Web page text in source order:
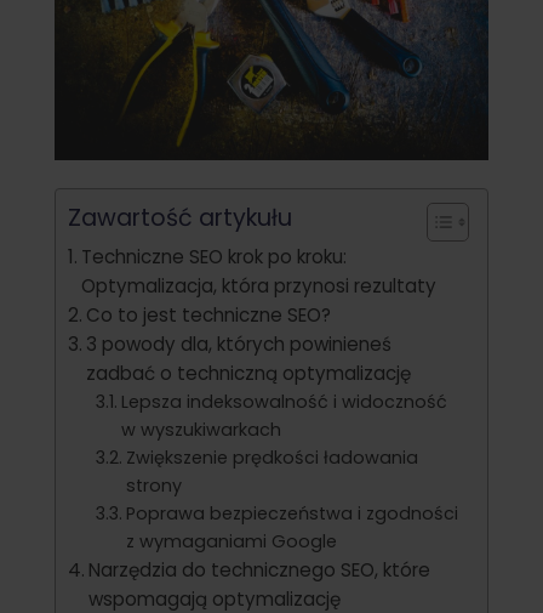
Zawartość artykułu
Techniczne SEO krok po kroku:
Optymalizacja, która przynosi rezultaty
Co to jest techniczne SEO?
3 powody dla, których powinieneś
zadbać o techniczną optymalizację
Lepsza indeksowalność i widoczność
w wyszukiwarkach
Zwiększenie prędkości ładowania
strony
Poprawa bezpieczeństwa i zgodności
z wymaganiami Google
Narzędzia do technicznego SEO, które
wspomagają optymalizację